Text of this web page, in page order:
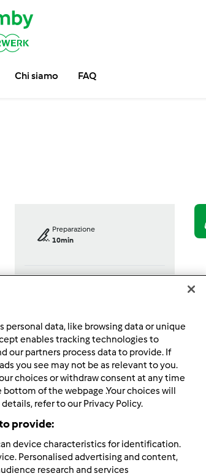
Chi siamo FAQ
Preparazione
10min
porzione/porzioni
0porzione/porzioni
--
personal data, like browsing data or unique
enables tracking technologies to
our partners process data to provide. If
you see may not be as relevant to you.
choices or withdraw consent at any time
of the webpage .Your choices will
refer to our Privacy Policy.
provide:
device characteristics for identification.
Personalised advertising and content,
research and services